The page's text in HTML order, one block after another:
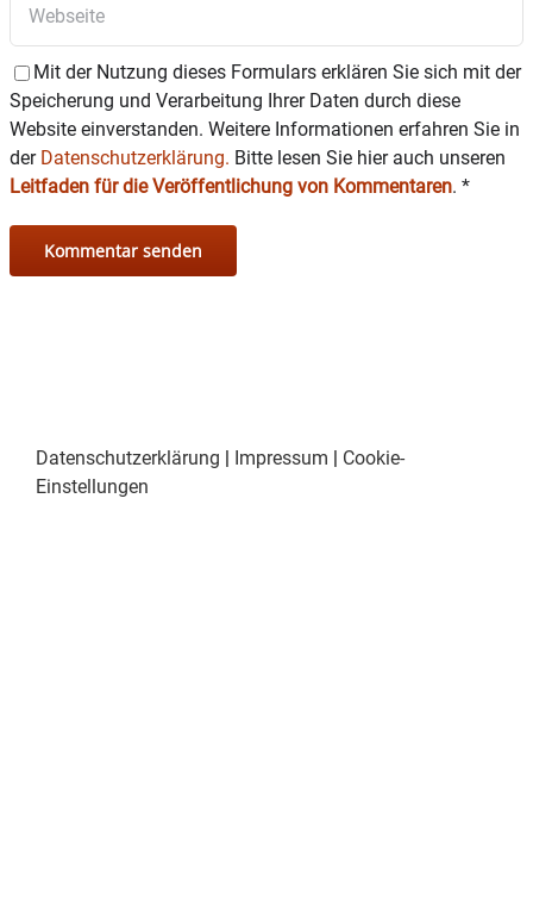
Mit der Nutzung dieses Formulars erklären Sie sich mit der
Speicherung und Verarbeitung Ihrer Daten durch diese
Website einverstanden. Weitere Informationen erfahren Sie in
der Datenschutzerklärung. Bitte lesen Sie hier auch unseren
Leitfaden für die Veröffentlichung von Kommentaren. *
Datenschutzerklärung | Impressum | Cookie-
Einstellungen